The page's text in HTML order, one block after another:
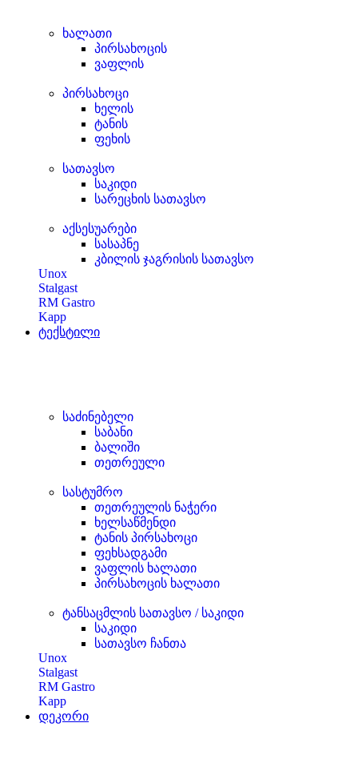
ხალათი
პირსახოცის
ვაფლის
პირსახოცი
ხელის
ტანის
ფეხის
სათავსო
საკიდი
სარეცხის სათავსო
აქსესუარები
სასაპნე
კბილის ჯაგრისის სათავსო
Unox
Stalgast
RM Gastro
Kapp
ტექსტილი
საძინებელი
საბანი
ბალიში
თეთრეული
სასტუმრო
თეთრეულის ნაჭერი
ხელსაწმენდი
ტანის პირსახოცი
ფეხსადგამი
ვაფლის ხალათი
პირსახოცის ხალათი
ტანსაცმლის სათავსო / საკიდი
საკიდი
სათავსო ჩანთა
Unox
Stalgast
RM Gastro
Kapp
დეკორი